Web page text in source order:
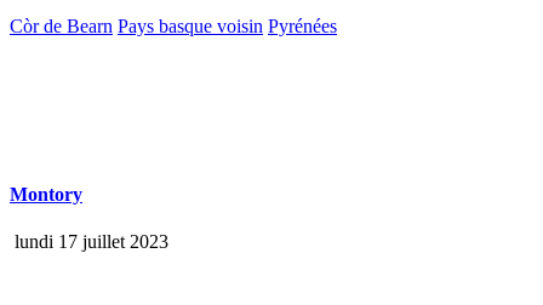
Còr de Bearn Pays basque voisin Pyrénées
Montory
lundi 17 juillet 2023